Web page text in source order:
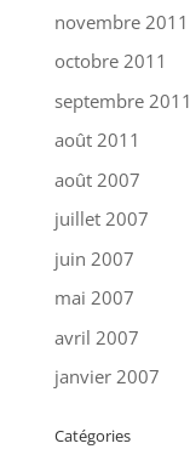
novembre 2011
octobre 2011
septembre 2011
août 2011
août 2007
juillet 2007
juin 2007
mai 2007
avril 2007
janvier 2007
Catégories